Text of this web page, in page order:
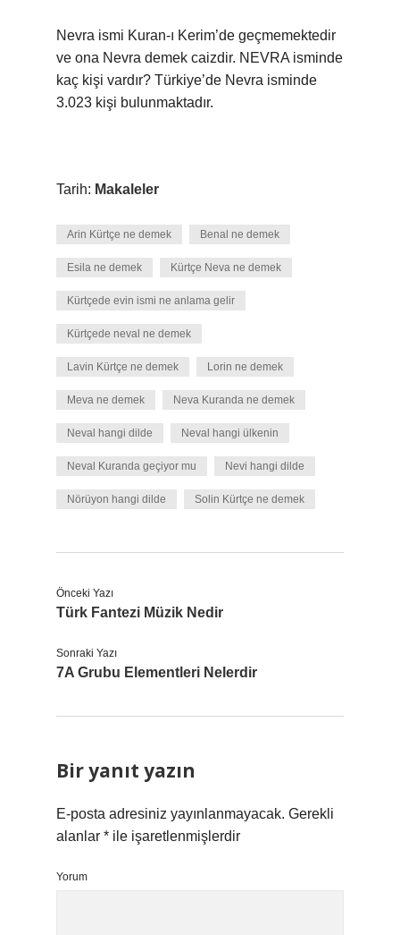
Nevra ismi Kuran-ı Kerim’de geçmemektedir
ve ona Nevra demek caizdir. NEVRA isminde
kaç kişi vardır? Türkiye’de Nevra isminde
3.023 kişi bulunmaktadır.
Tarih: Makaleler
Arin Kürtçe ne demek Benal ne demek
Esila ne demek Kürtçe Neva ne demek
Kürtçede evin ismi ne anlama gelir
Kürtçede neval ne demek
Lavin Kürtçe ne demek Lorin ne demek
Meva ne demek Neva Kuranda ne demek
Neval hangi dilde Neval hangi ülkenin
Neval Kuranda geçiyor mu Nevi hangi dilde
Nörüyon hangi dilde Solin Kürtçe ne demek
Önceki Yazı
Türk Fantezi Müzik Nedir
Sonraki Yazı
7A Grubu Elementleri Nelerdir
Bir yanıt yazın
E-posta adresiniz yayınlanmayacak. Gerekli
alanlar * ile işaretlenmişlerdir
Yorum